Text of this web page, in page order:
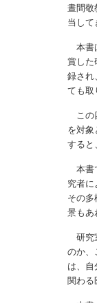
晝間敬
当して
本書
賞した
録され
ても取
この
を対象
すると
本書
究者に
その多
景もあ
研究
のか、
は、自
関わる